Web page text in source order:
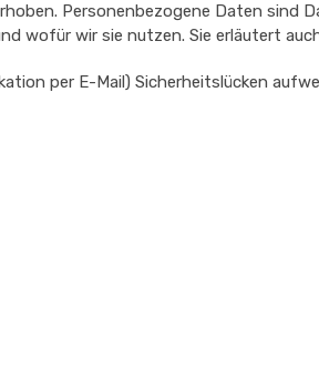
Personenbezogene Daten sind
wofür wir sie nutzen. Sie erläutert
per E-Mail) Sicherheitslücken